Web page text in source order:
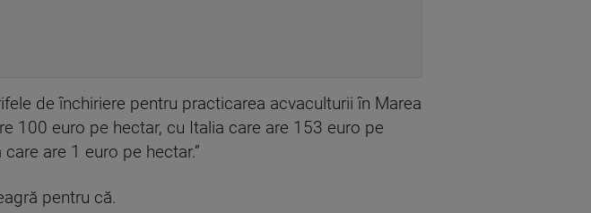
de închiriere pentru practicarea acvaculturii în Marea
100 euro pe hectar, cu Italia care are 153 euro pe
are 1 euro pe hectar.”
pentru că.